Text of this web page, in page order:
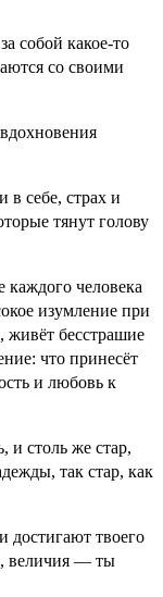
собой какое-то
со своими
в себе, страх и
тянут голову
каждого человека
изумление при
живёт бесстрашие
что принесёт
и любовь к
и столь же стар,
так стар, как
достигают твоего
величия — ты